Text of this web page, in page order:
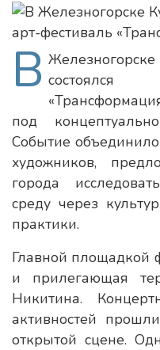
В
под
Событие
художников,
города
среду через
практики.
Главной площадкой
и прилегающая
Никитина.
активностей
открытой сцене.